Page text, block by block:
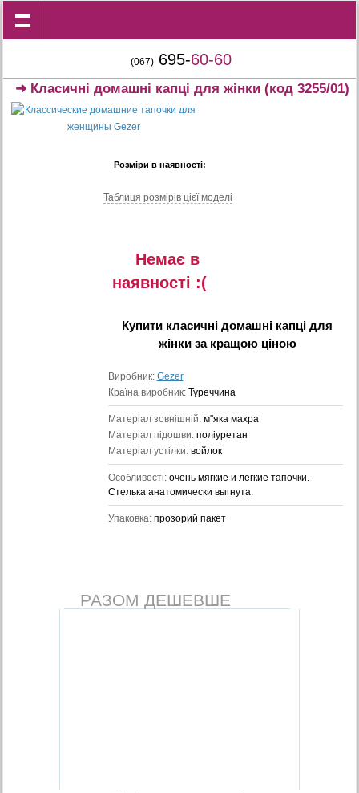
(067) 695-60-60
➜ Класичні домашні капці для жінки (код 3255/01)
Розміри в наявності:
Таблиця розмiрiв цiєї моделi
Немає в
наявностi :(
Купити класичні домашні капці для
жінкиза кращою ціною
Виробник: Gezer
Країна виробник: Туреччина
Матеріал зовнішній: м"яка махра
Матеріал підошви: поліуретан
Матеріал устілки: войлок
Особливості: очень мягкие и легкие тапочки.
Стелька анатомически выгнута.
Упаковка: прозорий пакет
РАЗОМ ДЕШЕВШЕ